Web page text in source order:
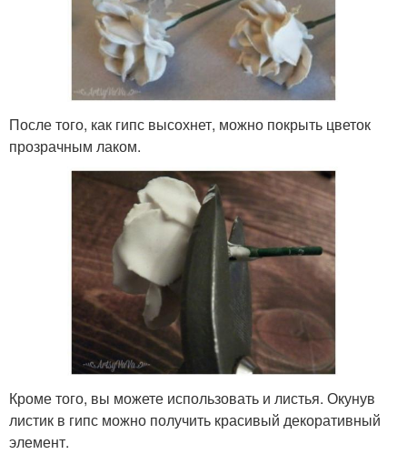
После того, как гипс высохнет, можно покрыть цветок
прозрачным лаком.
Кроме того, вы можете использовать и листья. Окунув
листик в гипс можно получить красивый декоративный
элемент.